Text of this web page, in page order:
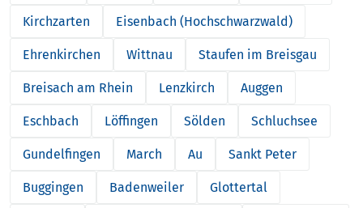
Kirchzarten Eisenbach (Hochschwarzwald)
Ehrenkirchen Wittnau Staufen im Breisgau
Breisach am Rhein Lenzkirch Auggen
Eschbach Löffingen Sölden Schluchsee
Gundelfingen March Au Sankt Peter
Buggingen Badenweiler Glottertal